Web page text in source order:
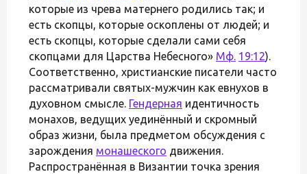
которые из чрева матернего родились так; и
есть скопцы, которые оскоплены от людей; и
есть скопцы, которые сделали сами себя
скопцами для Царства Небесного» Мф. 19:12).
Соответственно, христианские писатели часто
рассматривали святых-мужчин как евнухов в
духовном смысле. Гендерная идентичность
монахов, ведущих уединённый и скромный
образ жизни, была предметом обсуждения с
зарождения монашеского движения.
Распространённая в Византии точка зрения